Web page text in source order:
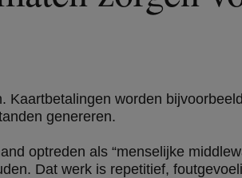
worden
genereren.
optreden als “menselijke
Dat werk is repetitief,